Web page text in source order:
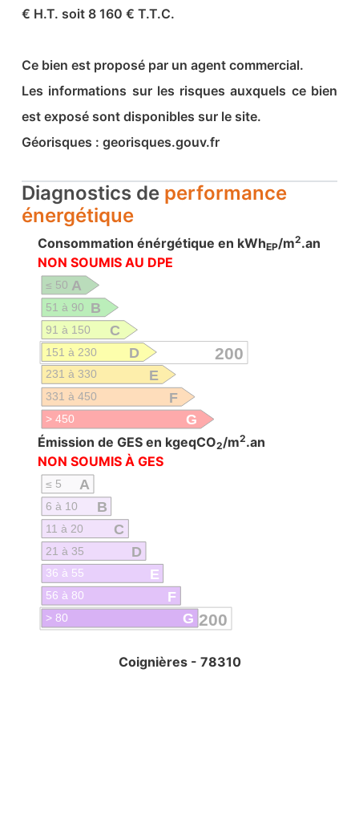
€ H.T. soit 8 160 € T.T.C.
Ce bien est proposé par un agent commercial.
Les informations sur les risques auxquels ce bien
est exposé sont disponibles sur le site.
Géorisques : georisques.gouv.fr
Diagnostics de performance
énergétique
Consommation énérgétique en kWhEP/m2.an
NON SOUMIS AU DPE
A
≤ 50
B
51 à 90
C
91 à 150
200
D
151 à 230
E
231 à 330
F
331 à 450
G
> 450
Émission de GES en kgeqCO2/m2.an
NON SOUMIS À GES
A
≤ 5
B
6 à 10
C
11 à 20
D
21 à 35
E
36 à 55
F
56 à 80
200
G
> 80
Coignières - 78310